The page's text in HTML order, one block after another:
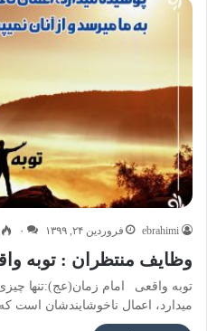
ebrahimi فروردین ۲۴, ۱۳۹۹ ۰
وظایف منتظران : توبه
توبه واقعی امام زمان(عج):تنها
میدارد، اعمال ناخوشایندشان است